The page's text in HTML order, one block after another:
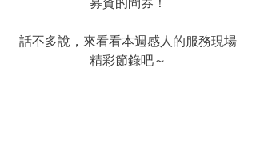
話不多說，來看看本週感人的服務現場
精彩節錄吧～